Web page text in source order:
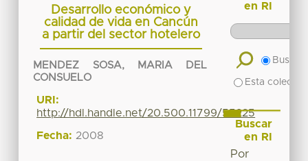
Desarrollo económico y
calidad de vida en Cancún
a partir del sector hotelero
MENDEZ SOSA, MARIA DEL
CONSUELO
URI:
http://hdl.handle.net/20.500.11799/55225
Fecha: 2008
en RI
Buscar
Esta
Buscar
en RI
Por